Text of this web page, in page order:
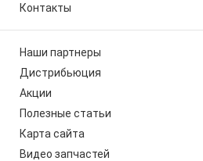
Контакты
Наши партнеры
Дистрибьюция
Акции
Полезные статьи
Карта сайта
Видео запчастей